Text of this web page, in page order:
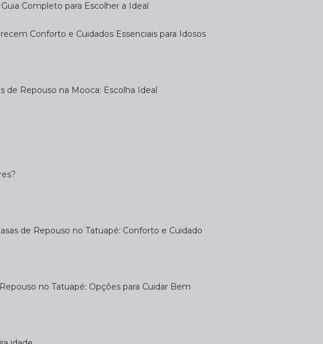
Guia Completo para Escolher a Ideal
Conforto e Cuidados Essenciais para Idosos
de Repouso na Mooca: Escolha Ideal
Casas de Repouso no Tatuapé: Conforto e Cuidado
Repouso no Tatuapé: Opções para Cuidar Bem